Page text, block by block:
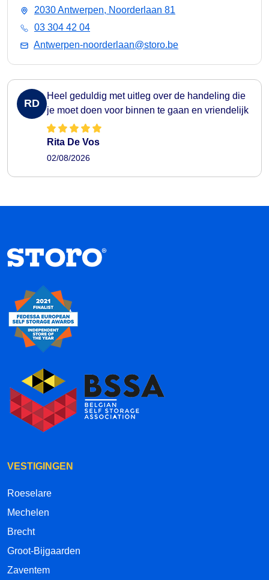
2030 Antwerpen, Noorderlaan 81
03 304 42 04
Antwerpen-noorderlaan@storo.be
RD
Heel geduldig met uitleg over de handeling die
je moet doen voor binnen te gaan en vriendelijk
Rita De Vos
02/08/2026
VESTIGINGEN
Roeselare
Mechelen
Brecht
Groot-Bijgaarden
Zaventem